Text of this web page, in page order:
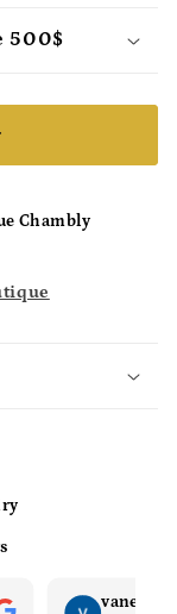
500$
Chambly
vanessa